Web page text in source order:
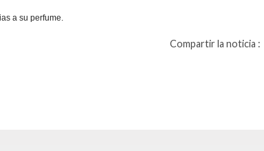
a su perfume.
Compartir la noticia :